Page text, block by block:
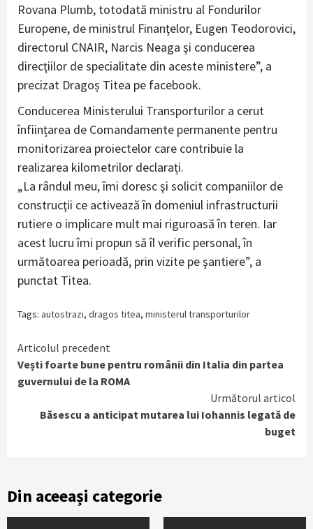
Rovana Plumb, totodată ministru al Fondurilor
Europene, de ministrul Finanţelor, Eugen Teodorovici,
directorul CNAIR, Narcis Neaga şi conducerea
direcţiilor de specialitate din aceste ministere”, a
precizat Dragoș Titea pe facebook.
Conducerea Ministerului Transporturilor a cerut
înființarea de Comandamente permanente pentru
monitorizarea proiectelor care contribuie la
realizarea kilometrilor declarați.
„La rândul meu, îmi doresc şi solicit companiilor de
construcţii ce activează în domeniul infrastructurii
rutiere o implicare mult mai riguroasă în teren. Iar
acest lucru îmi propun să îl verific personal, în
următoarea perioadă, prin vizite pe şantiere”, a
punctat Titea.
Tags: autostrazi, dragos titea, ministerul transporturilor
Continue
Reading
Articolul precedent
Vești foarte bune pentru românii din Italia din partea
guvernului de la ROMA
Următorul articol
Băsescu a anticipat mutarea lui Iohannis legată de
buget
Din aceeași categorie